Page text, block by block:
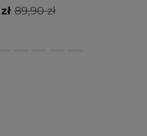
89,90 zł